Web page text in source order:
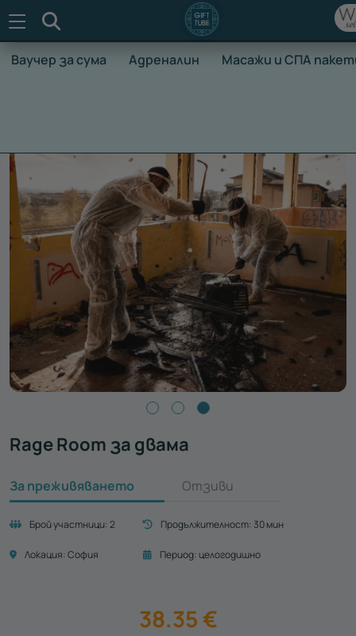
Ваучер за сума Адреналин Масажи и СПА
Rage Room за двама
За преживяването Отзиви
Брой участници:2 Продължителност:30 мин
Локация:София Период:целогодишно
38.35 €